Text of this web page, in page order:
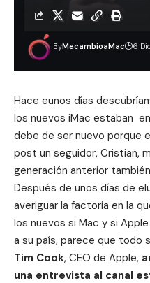
ByMecambioaMac 6
Hace eunos días
los nuevos iMac estaban
debe de ser nuevo porque
post un seguidor, Cristian,
generación anterior
Después de unos días de
averiguar la factoria en la
los nuevos si Mac y si
a su país, parece que todo
Tim Cook, CEO de Apple,
una entrevista al canal